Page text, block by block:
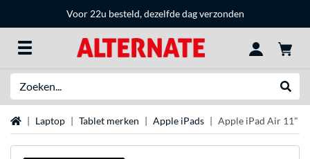
Voor 22u besteld, dezelfde dag verzonden
Home Laptop Tablet merken Apple iPads Apple iPad Air 11"